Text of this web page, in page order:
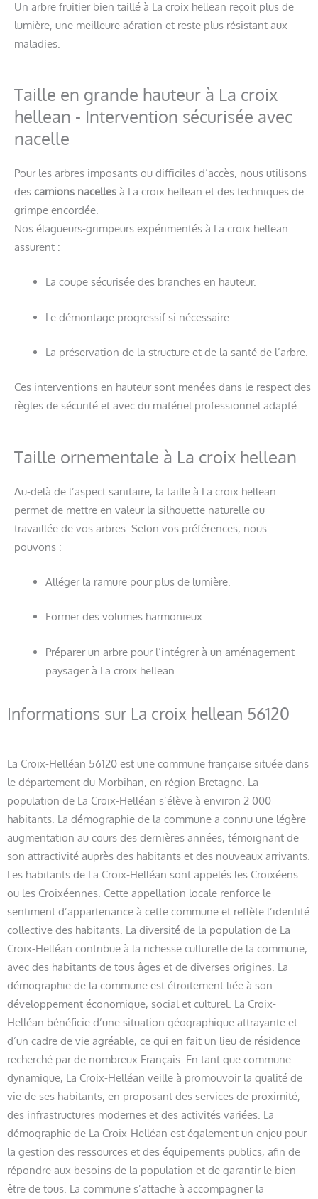
Un arbre fruitier bien taillé à La croix hellean reçoit plus de
lumière, une meilleure aération et reste plus résistant aux
maladies.
Taille en grande hauteur à La croix
hellean - Intervention sécurisée avec
nacelle
Pour les arbres imposants ou difficiles d’accès, nous utilisons
des camions nacelles à La croix hellean et des techniques de
grimpe encordée.
Nos élagueurs-grimpeurs expérimentés à La croix hellean
assurent :
La coupe sécurisée des branches en hauteur.
Le démontage progressif si nécessaire.
La préservation de la structure et de la santé de l’arbre.
Ces interventions en hauteur sont menées dans le respect des
règles de sécurité et avec du matériel professionnel adapté.
Taille ornementale à La croix hellean
Au-delà de l’aspect sanitaire, la taille à La croix hellean
permet de mettre en valeur la silhouette naturelle ou
travaillée de vos arbres. Selon vos préférences, nous
pouvons :
Alléger la ramure pour plus de lumière.
Former des volumes harmonieux.
Préparer un arbre pour l’intégrer à un aménagement
paysager à La croix hellean.
Informations sur La croix hellean 56120
La Croix-Helléan 56120 est une commune française située dans
le département du Morbihan, en région Bretagne. La
population de La Croix-Helléan s’élève à environ 2 000
habitants. La démographie de la commune a connu une légère
augmentation au cours des dernières années, témoignant de
son attractivité auprès des habitants et des nouveaux arrivants.
Les habitants de La Croix-Helléan sont appelés les Croixéens
ou les Croixéennes. Cette appellation locale renforce le
sentiment d’appartenance à cette commune et reflète l’identité
collective des habitants. La diversité de la population de La
Croix-Helléan contribue à la richesse culturelle de la commune,
avec des habitants de tous âges et de diverses origines. La
démographie de la commune est étroitement liée à son
développement économique, social et culturel. La Croix-
Helléan bénéficie d’une situation géographique attrayante et
d’un cadre de vie agréable, ce qui en fait un lieu de résidence
recherché par de nombreux Français. En tant que commune
dynamique, La Croix-Helléan veille à promouvoir la qualité de
vie de ses habitants, en proposant des services de proximité,
des infrastructures modernes et des activités variées. La
démographie de La Croix-Helléan est également un enjeu pour
la gestion des ressources et des équipements publics, afin de
répondre aux besoins de la population et de garantir le bien-
être de tous. La commune s’attache à accompagner la